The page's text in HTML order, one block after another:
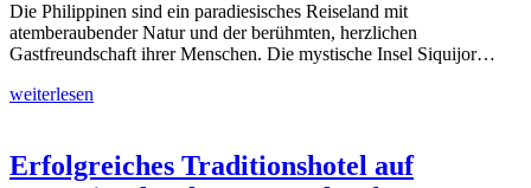
Die Philippinen sind ein paradiesisches Reiseland mit
atemberaubender Natur und der berühmten, herzlichen
Gastfreundschaft ihrer Menschen. Die mystische Insel Siquijor…
weiterlesen
Erfolgreiches Traditionshotel auf